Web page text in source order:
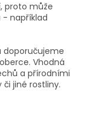
proto může
například
doporučujeme
Vhodná
a přírodními
jiné rostliny.